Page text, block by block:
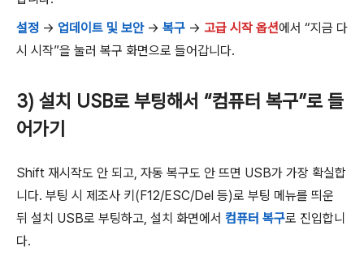
설정 → 업데이트 및 보안→ 복구 → 고급 시작 옵션에서 “지금 다
시 시작”을 눌러 복구 화면으로 들어갑니다.
3) 설치 USB로 부팅해서 “컴퓨터 복구”로 들
어가기
Shift 재시작도 안 되고, 자동 복구도 안 뜨면 USB가 가장 확실합
니다. 부팅 시 제조사 키(F12/ESC/Del 등)로 부팅 메뉴를 띄운
뒤 설치 USB로 부팅하고, 설치 화면에서 컴퓨터 복구로 진입합니
다.